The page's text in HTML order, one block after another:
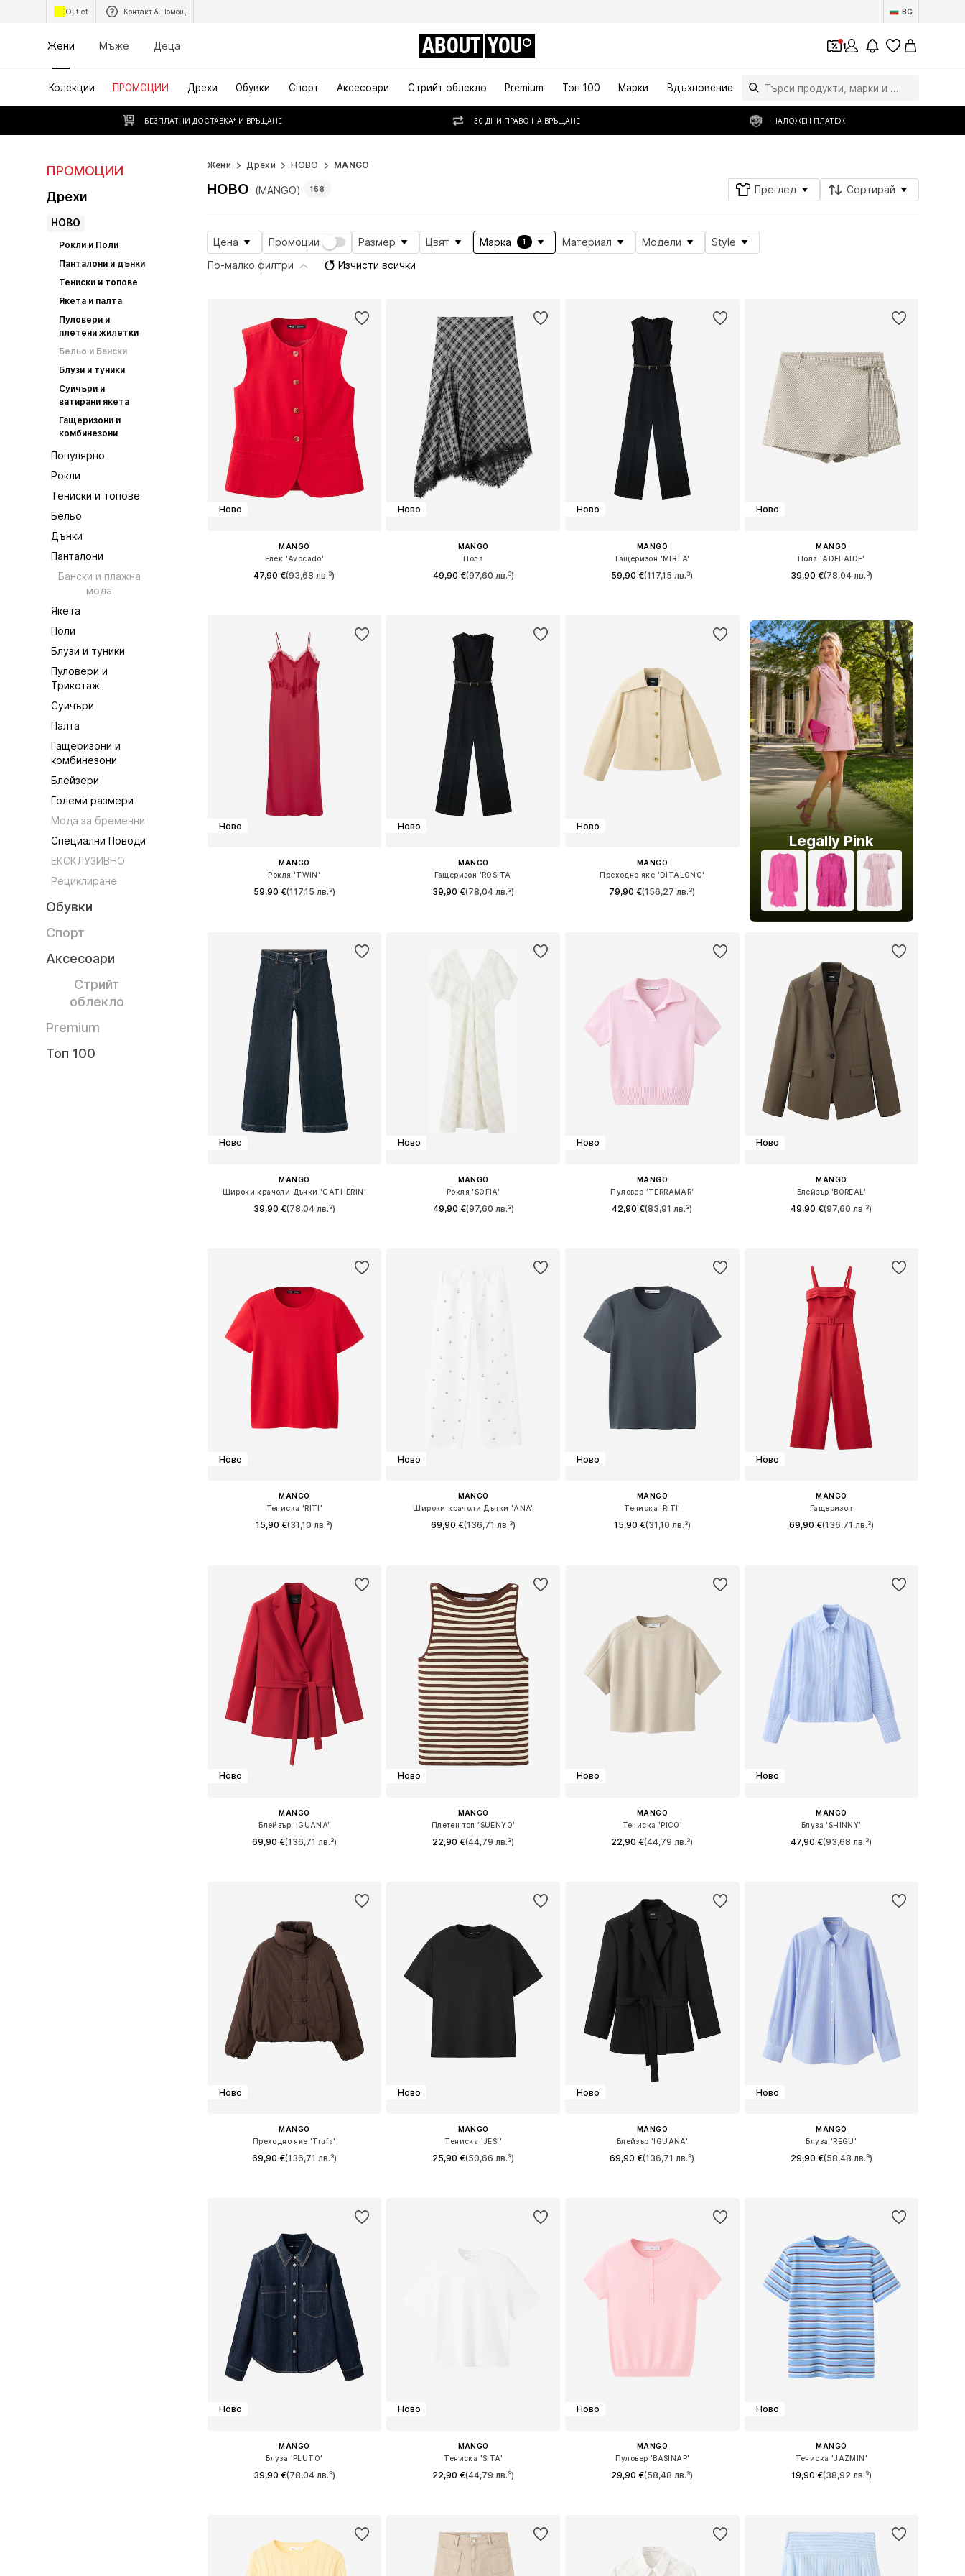
Outlet Контакт & Помощ BG
Жени Мъже Деца ABOUT YOU 1
Колекции ПРОМОЦИИ Дрехи Обувки Спорт Аксесоари Стрийт облекло Premium Топ 100 Марки Вдъхновение
БЕЗПЛАТНИ ДОСТАВКА* И ВРЪЩАНЕ 30 ДНИ ПРАВО НА ВРЪЩАНЕ НАЛОЖЕН ПЛАТЕЖ
ПРОМОЦИИ
Дрехи
НОВО
Рокли и Поли
Панталони и дънки
Тениски и топове
Якета и палта
Пуловери и
плетени жилетки
Бельо и Бански
Блузи и туники
Суичъри и
ватирани якета
Гащеризони и
комбинезони
Популярно
Рокли
Тениски и топове
Бельо
Дънки
Панталони
Бански и плажна
мода
Якета
Поли
Блузи и туники
Пуловери и
Трикотаж
Суичъри
Палта
Гащеризони и
комбинезони
Блейзери
Големи размери
Мода за бременни
Специални Поводи
ЕКСКЛУЗИВНО
Рециклиране
Обувки
Спорт
Аксесоари
Стрийт
облекло
Premium
Топ 100
Жени Дрехи НОВО MANGO
НОВО (MANGO) 158 Преглед Сортирай
Цена Промоции Размер Цвят Марка 1 Материал Модели
Style
По-малко филтри
Изчисти всички
Ново
MANGO
Елек 'Avocado'
47,90 €(93,68 лв.³)
Ново
MANGO
Пола
49,90 €(97,60 лв.³)
Ново
MANGO
Гащеризон 'MIRTA'
59,90 €(117,15 лв.³)
Ново
MANGO
Пола 'ADELAIDE'
39,90 €(78,04 лв.³)
Добави в кошницата
Ново
MANGO
Рокля 'TWIN'
59,90 €(117,15 лв.³)
Ново
MANGO
Гащеризон 'ROSITA'
39,90 €(78,04 лв.³)
Ново
MANGO
Преходно яке 'DITALONG'
79,90 €(156,27 лв.³)
Legally Pink
Ново
MANGO
Широки крачоли Дънки 'CATHERIN'
39,90 €(78,04 лв.³)
Ново
MANGO
Рокля 'SOFIA'
49,90 €(97,60 лв.³)
Ново
MANGO
Пуловер 'TERRAMAR'
42,90 €(83,91 лв.³)
Ново
MANGO
Блейзър 'BOREAL'
49,90 €(97,60 лв.³)
Ново
MANGO
Тениска 'RITI'
15,90 €(31,10 лв.³)
Ново
MANGO
Широки крачоли Дънки 'ANA'
69,90 €(136,71 лв.³)
Ново
MANGO
Тениска 'RITI'
15,90 €(31,10 лв.³)
Ново
MANGO
Гащеризон
69,90 €(136,71 лв.³)
Ново
MANGO
Блейзър 'IGUANA'
69,90 €(136,71 лв.³)
Ново
MANGO
Плетен топ 'SUENYO'
22,90 €(44,79 лв.³)
Ново
MANGO
Тениска 'PICO'
22,90 €(44,79 лв.³)
Ново
MANGO
Блуза 'SHINNY'
47,90 €(93,68 лв.³)
Ново
MANGO
Преходно яке 'Trufa'
69,90 €(136,71 лв.³)
Ново
MANGO
Тениска 'JESI'
25,90 €(50,66 лв.³)
Ново
MANGO
Блейзър 'IGUANA'
69,90 €(136,71 лв.³)
Ново
MANGO
Блуза 'REGU'
29,90 €(58,48 лв.³)
Ново
MANGO
Блуза 'PLUTO'
39,90 €(78,04 лв.³)
Ново
MANGO
Тениска 'SITA'
22,90 €(44,79 лв.³)
Ново
MANGO
Пуловер 'BASINAP'
29,90 €(58,48 лв.³)
Ново
MANGO
Тениска 'JAZMIN'
19,90 €(38,92 лв.³)